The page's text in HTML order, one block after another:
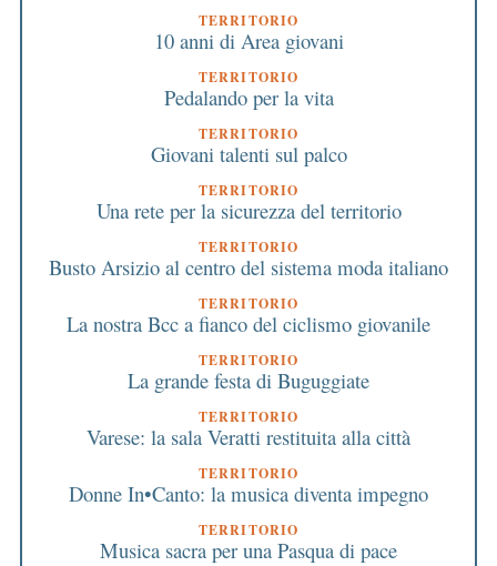
TERRITORIO
10 anni di Area giovani
TERRITORIO
Pedalando per la vita
TERRITORIO
Giovani talenti sul palco
TERRITORIO
Una rete per la sicurezza del territorio
TERRITORIO
Busto Arsizio al centro del sistema moda italiano
TERRITORIO
La nostra Bcc a fianco del ciclismo giovanile
TERRITORIO
La grande festa di Buguggiate
TERRITORIO
Varese: la sala Veratti restituita alla città
TERRITORIO
Donne In•Canto: la musica diventa impegno
TERRITORIO
Musica sacra per una Pasqua di pace